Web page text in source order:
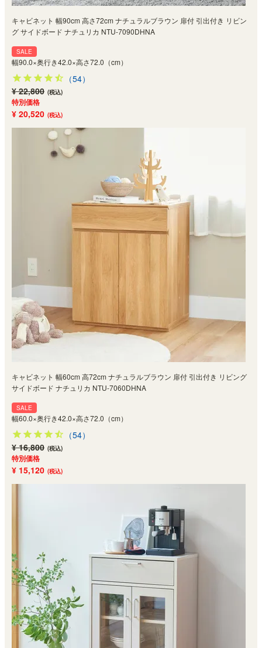
キャビネット 幅90cm 高さ72cm ナチュラルブラウン 扉付 引出付き リビン
グ サイドボード ナチュリカ NTU-7090DHNA
SALE
幅90.0×奥行き42.0×高さ72.0（cm）
（54）
¥ 22,800 (税込)
特別価格
¥ 20,520 (税込)
キャビネット 幅60cm 高72cm ナチュラルブラウン 扉付 引出付き リビング
サイドボード ナチュリカ NTU-7060DHNA
SALE
幅60.0×奥行き42.0×高さ72.0（cm）
（54）
¥ 16,800 (税込)
特別価格
¥ 15,120 (税込)